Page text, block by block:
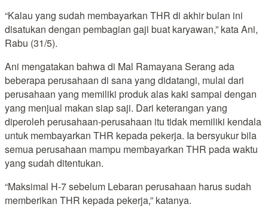
“Kalau yang sudah membayarkan THR di akhir bulan ini
disatukan dengan pembagian gaji buat karyawan,” kata Ani,
Rabu (31/5).
Ani mengatakan bahwa di Mal Ramayana Serang ada
beberapa perusahaan di sana yang didatangi, mulai dari
perusahaan yang memiliki produk alas kaki sampai dengan
yang menjual makan siap saji. Dari keterangan yang
diperoleh perusahaan-perusahaan itu tidak memiliki kendala
untuk membayarkan THR kepada pekerja. Ia bersyukur bila
semua perusahaan mampu membayarkan THR pada waktu
yang sudah ditentukan.
“Maksimal H-7 sebelum Lebaran perusahaan harus sudah
memberikan THR kepada pekerja,” katanya.